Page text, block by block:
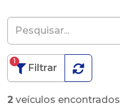
Filtrar
1
2 veículos encontrados